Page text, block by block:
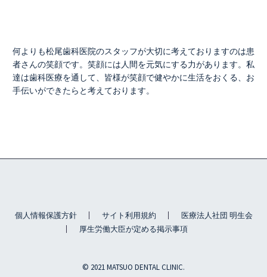
何よりも松尾歯科医院のスタッフが大切に考えておりますのは患
者さんの笑顔です。笑顔には人間を元気にする力があります。私
達は歯科医療を通して、皆様が笑顔で健やかに生活をおくる、お
手伝いができたらと考えております。
個人情報保護方針 サイト利用規約
医療法人社団 明生会
厚生労働大臣が定める掲示事項
© 2021 MATSUO DENTAL CLINIC.